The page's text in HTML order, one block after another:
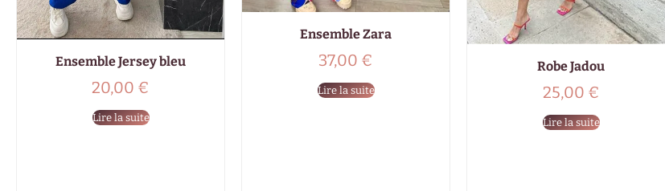
Ensemble Jersey bleu
20,00 €
Lire la suite
Ensemble Zara
37,00 €
Lire la suite
Robe Jadou
25,00 €
Lire la suite